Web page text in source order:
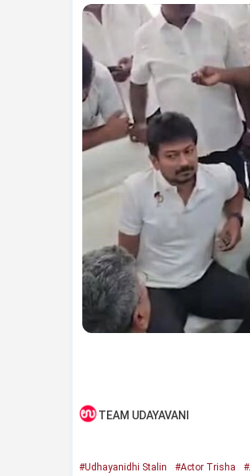
TEAM UDAYAVANI
#Udhayanidhi Stalin #Actor Trisha